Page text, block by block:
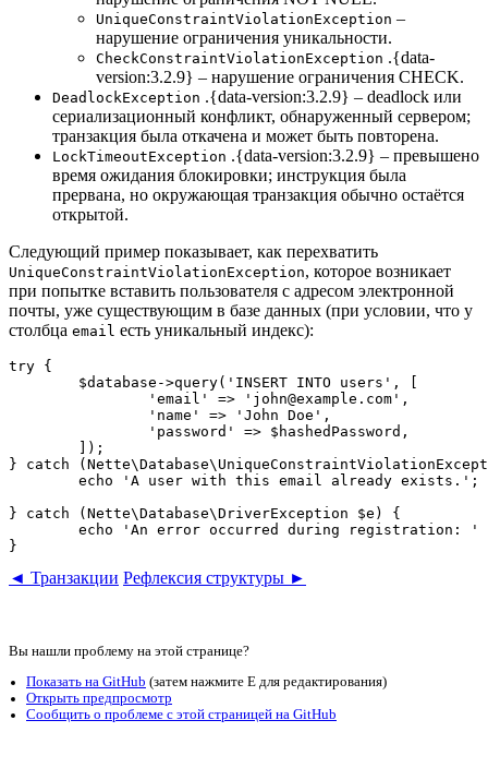
UniqueConstraintViolationException –
нарушение ограничения уникальности.
CheckConstraintViolationException .{data-
version:3.2.9} – нарушение ограничения CHECK.
DeadlockException .{data-version:3.2.9} – deadlock или
сериализационный конфликт, обнаруженный сервером;
транзакция была откачена и может быть повторена.
LockTimeoutException .{data-version:3.2.9} – превышено
время ожидания блокировки; инструкция была
прервана, но окружающая транзакция обычно остаётся
открытой.
Следующий пример показывает, как перехватить
UniqueConstraintViolationException, которое возникает
при попытке вставить пользователя с адресом электронной
почты, уже существующим в базе данных (при условии, что у
столбца email есть уникальный индекс):
try {
} catch
} catch (Nette\Database\DriverException $e) {
◄ Транзакции Рефлексия структуры ►